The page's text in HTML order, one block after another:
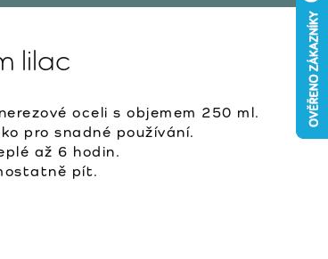
lilac
oceli s objemem 250 ml.
pro snadné používání.
až 6 hodin.
pít.